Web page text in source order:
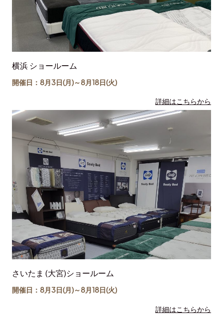
横浜 ショールーム
開催日：8月3日(月)～8月18日(火)
詳細はこちらから
さいたま (大宮)ショールーム
開催日：8月3日(月)～8月18日(火)
詳細はこちらから